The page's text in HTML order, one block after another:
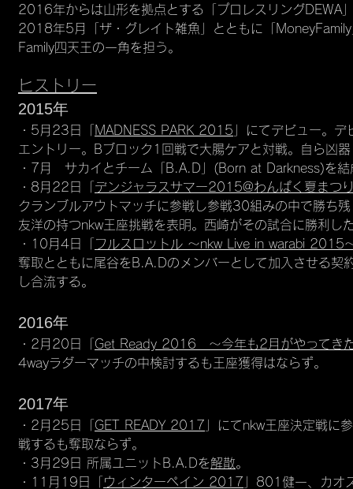
2016年からは山形を拠点とする「プロレスリングDEWA
2018年5月「ザ・グレイト雑魚」とともに「
​Family四天王の一角を担う。
ヒストリー
2015年
・5月23日「 MADNESS PARK 2015 」にてデビュー。
エントリー。Bブロック1回戦で大腸ケアと対戦。自ら凶
・7月 サカイとチーム「B.A.D」(Born at Darkness)を結
・8月22日「 デンジャラスサマー2015@わんぱく夏まつ
クランブルアウトマッチに参戦し参戦30組みの中で勝ち
友洋の持つnkw王座挑戦を表明。西崎がその試合に勝利
・10月4日「
フルスロットル 〜nkw Live in warabi 2015
奪取とともに尾谷をB.A.Dのメンバーとして加入させる
し合流する。
2016年
・2月20日「 Get Ready 2016 ～今年も2月がやってき
4wayラダーマッチの中検討するも王座獲得はならず。
2017年
・2月25日「 GET READY 2017 」にてnkw王座決定戦に
戦するも奪取ならず。
・3月29日 所属ユニットB.A.Dを解散。
・11月19日「
ウィンターペイン 2017 」801健一、カオ